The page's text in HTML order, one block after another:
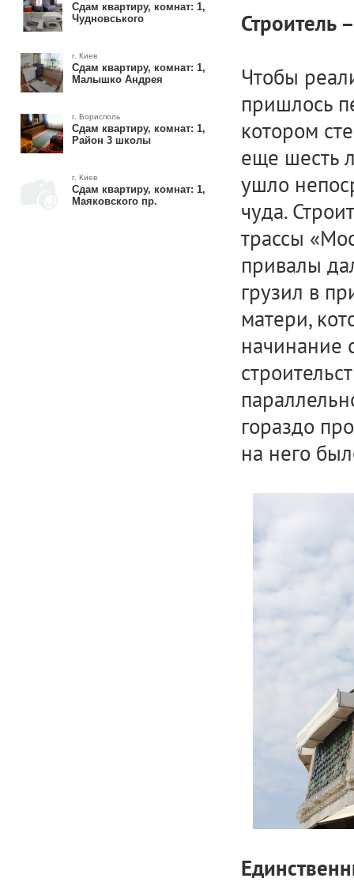
Сдам квартиру, комнат: 1,
Чудновського
г. Киев
Сдам квартиру, комнат: 1,
Малышко Андрея
г. Борисполь
Сдам квартиру, комнат: 1,
Район 3 школы
г. Киев
Сдам квартиру, комнат: 1,
Маяковского пр.
Строитель
Чтобы
пришлось
котором
еще шесть
ушло
чуда.
трассы
привалы
грузил в
матери,
начинание
гораздо
на него